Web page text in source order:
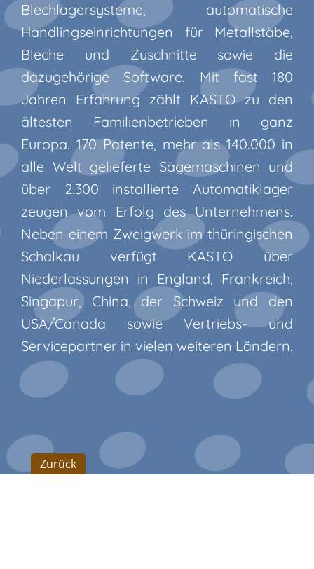
Blechlagersysteme, automatische
Handlingseinrichtungen für Metallstäbe,
Bleche und Zuschnitte sowie die
dazugehörige Software. Mit fast 180
Jahren Erfahrung zählt KASTO zu den
ältesten Familienbetrieben in ganz
Europa. 170 Patente, mehr als 140.000 in
alle Welt gelieferte Sägemaschinen und
über 2.300 installierte Automatiklager
zeugen vom Erfolg des Unternehmens.
Neben einem Zweigwerk im thüringischen
Schalkau verfügt KASTO über
Niederlassungen in England, Frankreich,
Singapur, China, der Schweiz und den
USA/Canada sowie Vertriebs- und
Servicepartner in vielen weiteren Ländern.
Zurück